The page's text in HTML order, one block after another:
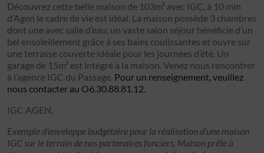
Découvrez cette belle maison de 103m² avec IGC, à 10 min
d’Agen le cadre de vie est idéal. La maison possède 3 chambres
dont une avec salle d’eau, un vaste salon séjour bénéficie d’un
bel ensoleillement grâce à ses baies coulissantes et ouvre sur
une terrasse couverte idéale pour les journées d’été. Un
garage de 15m² est intégré à la maison. Venez nous rencontrer
à l’agence IGC du Passage. Pour un renseignement, veuillez
nous contacter au O6.30.88.81.12.
IGC AGEN.
Exemple d’enveloppe budgétaire pour la réalisation d’une maison
IGC sur le terrain de nos partenaires fonciers. Maison prête à